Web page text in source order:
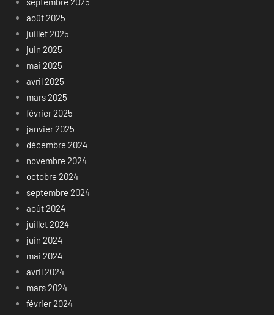
août 2025
juillet 2025
juin 2025
mai 2025
avril 2025
mars 2025
février 2025
janvier 2025
décembre 2024
novembre 2024
octobre 2024
septembre 2024
août 2024
juillet 2024
juin 2024
mai 2024
avril 2024
mars 2024
février 2024